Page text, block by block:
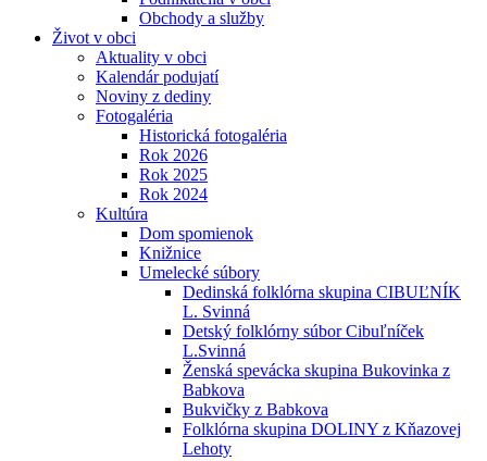
Obchody a služby
Život v obci
Aktuality v obci
Kalendár podujatí
Noviny z dediny
Fotogaléria
Historická fotogaléria
Rok 2026
Rok 2025
Rok 2024
Kultúra
Dom spomienok
Knižnice
Umelecké súbory
Dedinská folklórna skupina CIBUĽNÍK
L. Svinná
Detský folklórny súbor Cibuľníček
L.Svinná
Ženská spevácka skupina Bukovinka z
Babkova
Bukvičky z Babkova
Folklórna skupina DOLINY z Kňazovej
Lehoty